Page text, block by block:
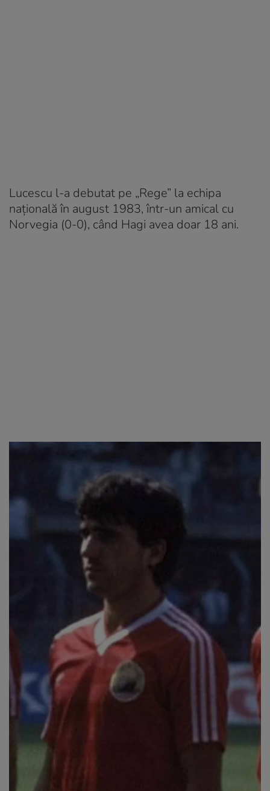
Lucescu l-a debutat pe „Rege” la echipa
națională în august 1983, într-un amical cu
Norvegia (0-0), când Hagi avea doar 18 ani.